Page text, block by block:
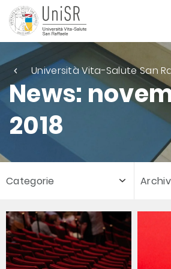
Università Vita-Salute San
News:
2018
Categorie